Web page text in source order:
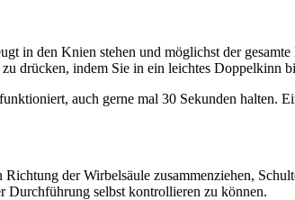
in den Knien stehen und möglichst der
drücken, indem Sie in ein leichtes Doppelkinn
auch gerne mal 30 Sekunden halten.
der Wirbelsäule zusammenziehen,
Durchführung selbst kontrollieren zu können.